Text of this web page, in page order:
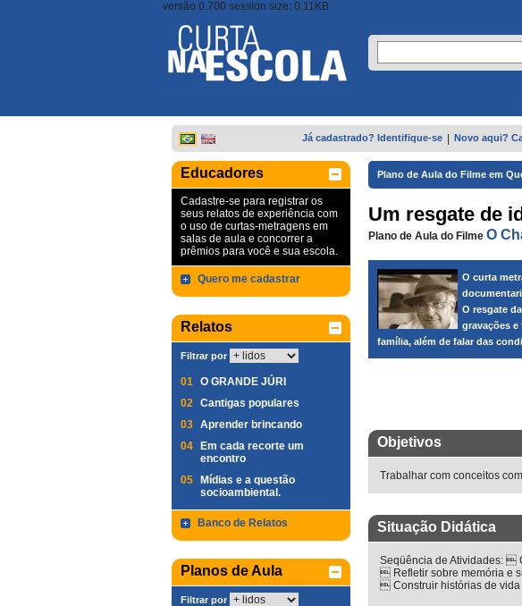
versão 0.700 session size: 0,11KB
Já cadastrado? Identifique-se Novo aqui?
Educadores
Cadastre-se para registrar os
seus relatos de experiência com
o uso de curtas-metragens em
salas de aula e concorrer a
prêmios para você e sua escola.
Quero me cadastrar
Relatos
Filtrar por
01 O GRANDE JÚRI
02 Cantigas populares
03 Aprender brincando
04
Em cada recorte um
encontro
05
Mídias e a questão
socioambiental.
Banco de Relatos
Planos de Aula
Filtrar por
Plano de Aula do Filme em
Um resgate de
Plano de Aula do Filme O
O curta
O resgate
gravações
família, além de falar das
Objetivos
Trabalhar com conceitos
Situação Didática
Seqüência de Atividades: 
 Refletir sobre memória e
 Construir histórias de vida